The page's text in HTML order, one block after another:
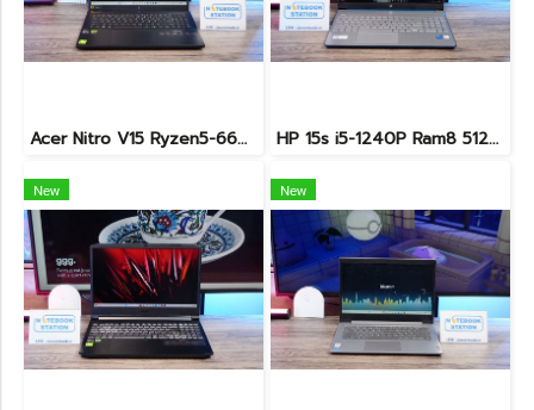
Acer Nitro V15 Ryzen5-6600H RTX2050(4GB) RAM16 512GB SSD จอ15.6นิ้ว FHD 165Hz sRGB100% เกมมิ่งรุ่นใหม่ ดีไซน์เครื่องบาง สวยเท่ดูทันสมัย มีประกันศูนย์2028 ราคาสุดคุ้มเพียง 17,990.- HP 15s i5-1240P Ram8 512GB M.2 จอ15.6นิ้ว FHD IPS สเปคดี ทำงานเก่ง จอใหญ่ มีแป้นตัวเลขแยก ดีไซน์เรียบหรูบางเบา พร้อมใช้งานเพียง 11,990.-เท่านั้น
New New